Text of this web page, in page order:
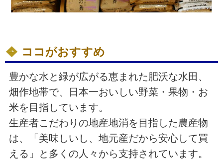
ココがおすすめ
豊かな水と緑が広がる恵まれた肥沃な水田、
畑作地帯で、日本一おいしい野菜・果物・お
米を目指しています。
生産者こだわりの地産地消を目指した農産物
は、「美味しいし、地元産だから安心して買
える」と多くの人々から支持されています。